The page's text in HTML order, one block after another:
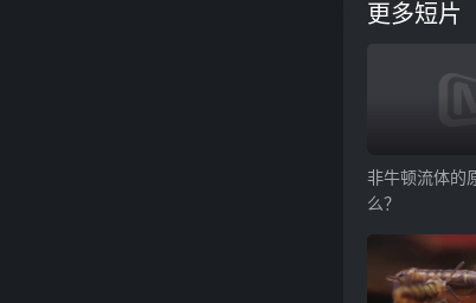
更多短片
非牛顿流体的
么？